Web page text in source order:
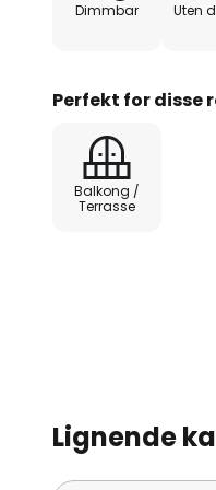
Dimmbar Uten
Perfekt for disse
Balkong /
Terrasse
Lignende